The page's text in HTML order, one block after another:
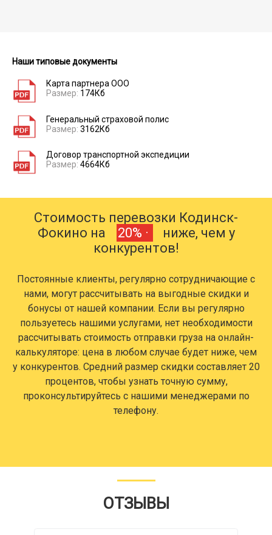
Наши типовые документы
Карта партнера ООО
Размер: 174Кб
Генеральный страховой полис
Размер: 3162Кб
Договор транспортной экспедиции
Размер: 4664Кб
Стоимость перевозки Кодинск-
Фокино на
20% ·
ниже, чем у
конкурентов!
Постоянные клиенты, регулярно сотрудничающие с
нами, могут рассчитывать на выгодные скидки и
бонусы от нашей компании. Если вы регулярно
пользуетесь нашими услугами, нет необходимости
рассчитывать стоимость отправки груза на онлайн-
калькуляторе: цена в любом случае будет ниже, чем
у конкурентов. Средний размер скидки составляет 20
процентов, чтобы узнать точную сумму,
проконсультируйтесь с нашими менеджерами по
телефону.
ОТЗЫВЫ